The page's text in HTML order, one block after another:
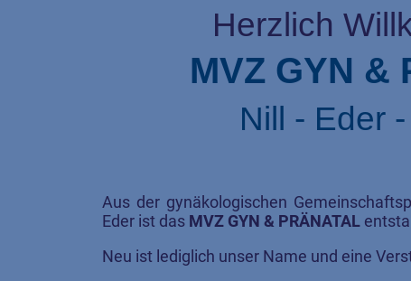
Herzlich
MVZ GYN &
Nill - Eder
Aus der gynäkologischen
Eder ist das MVZ GYN & PRÄNATAL
Neu ist lediglich unser Name und eine